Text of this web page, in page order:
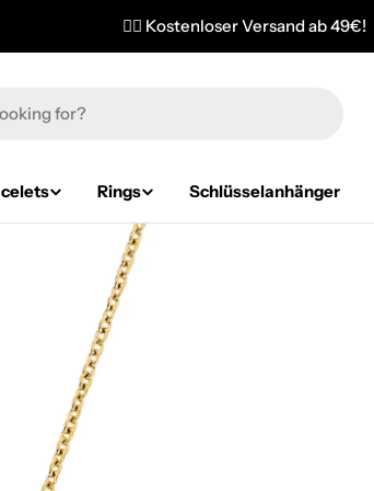
✌🏼 Kostenloser Versand ab 49€!
Rings Schlüsselanhänger